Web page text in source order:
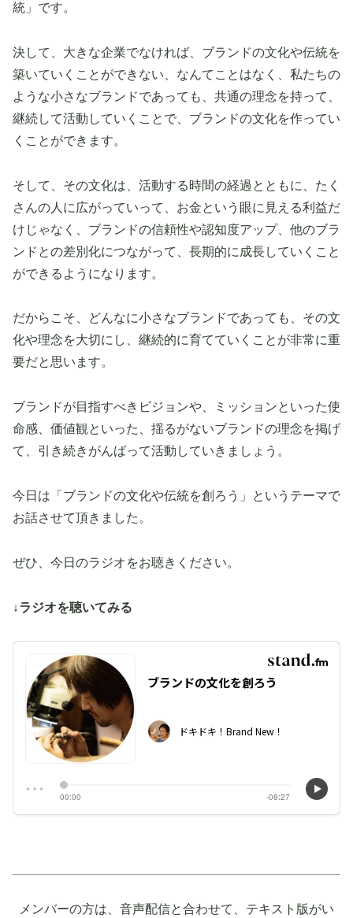
統」です。
決して、大きな企業でなければ、ブランドの文化や伝統を
築いていくことができない、なんてことはなく、私たちの
ような小さなブランドであっても、共通の理念を持って、
継続して活動していくことで、ブランドの文化を作ってい
くことができます。
そして、その文化は、活動する時間の経過とともに、たく
さんの人に広がっていって、お金という眼に見える利益だ
けじゃなく、ブランドの信頼性や認知度アップ、他のブラ
ンドとの差別化につながって、長期的に成長していくこと
ができるようになります。
だからこそ、どんなに小さなブランドであっても、その文
化や理念を大切にし、継続的に育てていくことが非常に重
要だと思います。
ブランドが目指すべきビジョンや、ミッションといった使
命感、価値観といった、揺るがないブランドの理念を掲げ
て、引き続きがんばって活動していきましょう。
今日は「ブランドの文化や伝統を創ろう」というテーマで
お話させて頂きました。
ぜひ、今日のラジオをお聴きください。
↓ラジオを聴いてみる
メンバーの方は、音声配信と合わせて、テキスト版がい